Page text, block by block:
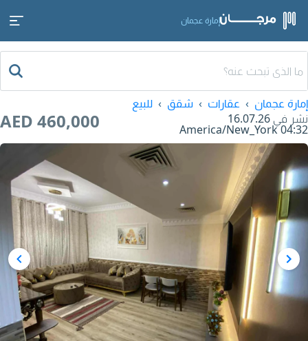
إمارة عجمان
إمارة عجمان عقارات شقق
للبيع
نشر في 16.07.26
04:32
America/New_York
AED 460,000